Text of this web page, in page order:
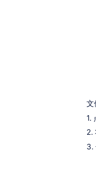
文
1.
2.
3.